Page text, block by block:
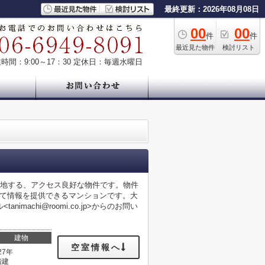
最終更新：2026年08月08日
00件
最近見た物件
00件
検討リスト
間：9:00～17：30 定休日：毎週水曜日
する、アクセス良好な物件です。物件
情報を提供できるマンションです。大
からのお問い
建物
年
建
空室情報へ